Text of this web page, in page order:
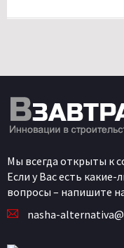
Мы всегда открыты к
Если у Вас есть
вопросы – напишите
nasha-